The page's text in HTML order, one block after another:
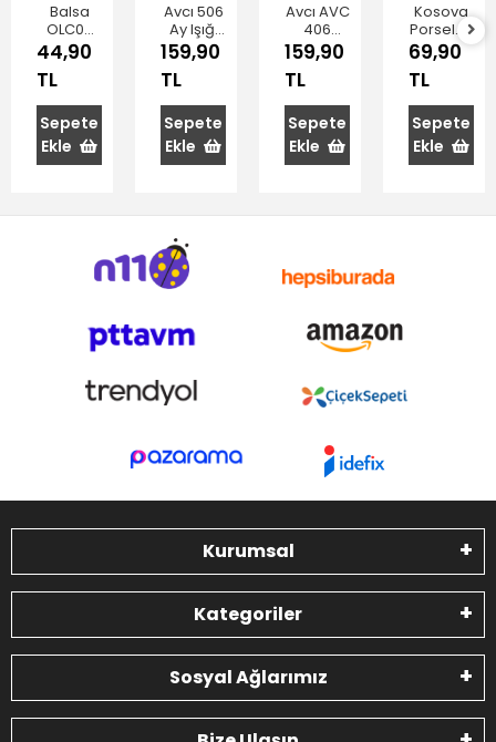
Balsa
OLC06
Kahverengi
Bambu
Ölçek
Kaşığı 6'lı
44,90
TL
Sepete
Ekle
Avcı 506
Ay Işığı
Çay
Kaşığı
10,5 cm
6'lı
159,90
TL
Sepete
Ekle
Avcı AVC
406
İstanbul
Çay
Kaşığı 6'lı
159,90
TL
Sepete
Ekle
Kosova
Porselen
Küçük
Kaşık
10,5 cm
6'lı
69,90
TL
Sepete
Ekle
Kurumsal
Kategoriler
Sosyal Ağlarımız